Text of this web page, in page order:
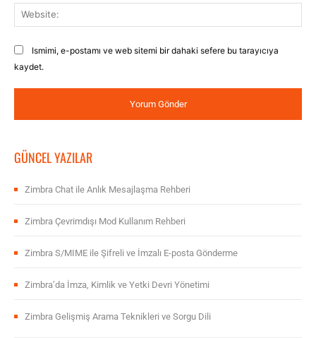
Ismimi, e-postamı ve web sitemi bir dahaki sefere bu tarayıcıya
kaydet.
GÜNCEL YAZILAR
Zimbra Chat ile Anlık Mesajlaşma Rehberi
Zimbra Çevrimdışı Mod Kullanım Rehberi
Zimbra S/MIME ile Şifreli ve İmzalı E-posta Gönderme
Zimbra’da İmza, Kimlik ve Yetki Devri Yönetimi
Zimbra Gelişmiş Arama Teknikleri ve Sorgu Dili